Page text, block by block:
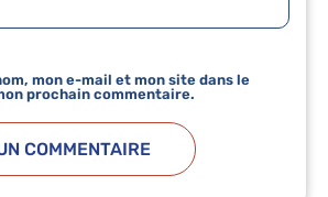
mon e-mail et mon site dans le
prochain commentaire.